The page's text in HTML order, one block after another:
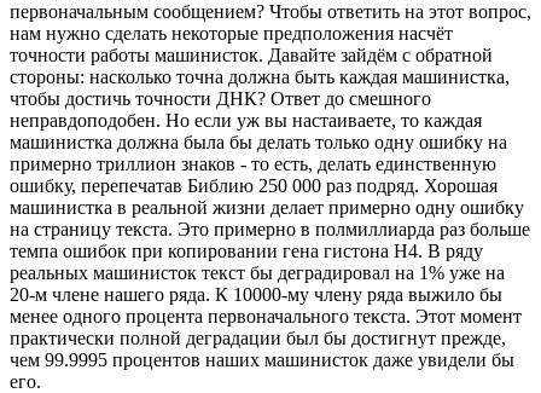
первоначальным сообщением? Чтобы ответить на этот вопрос,
нам нужно сделать некоторые предположения насчёт
точности работы машинисток. Давайте зайдём с обратной
стороны: насколько точна должна быть каждая машинистка,
чтобы достичь точности ДНК? Ответ до смешного
неправдоподобен. Но если уж вы настаиваете, то каждая
машинистка должна была бы делать только одну ошибку на
примерно триллион знаков - то есть, делать единственную
ошибку, перепечатав Библию 250 000 раз подряд. Хорошая
машинистка в реальной жизни делает примерно одну ошибку
на страницу текста. Это примерно в полмиллиарда раз больше
темпа ошибок при копировании гена гистона H4. В ряду
реальных машинисток текст бы деградировал на 1% уже на
20-м члене нашего ряда. К 10000-му члену ряда выжило бы
менее одного процента первоначального текста. Этот момент
практически полной деградации был бы достигнут прежде,
чем 99.9995 процентов наших машинисток даже увидели бы
его.